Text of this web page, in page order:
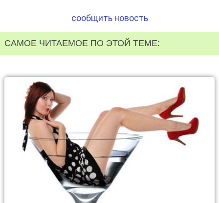
сообщить новость
САМОЕ ЧИТАЕМОЕ ПО ЭТОЙ ТЕМЕ: